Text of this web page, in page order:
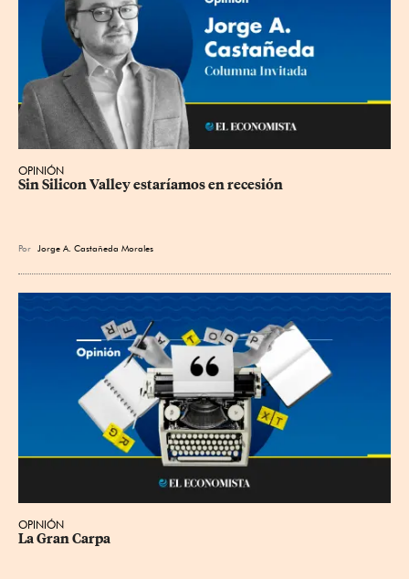
OPINIÓN
Sin Silicon Valley estaríamos en recesión
Por Jorge A. Castañeda Morales
OPINIÓN
La Gran Carpa